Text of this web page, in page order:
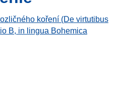
koření (De virtutibus
B, in lingua Bohemica